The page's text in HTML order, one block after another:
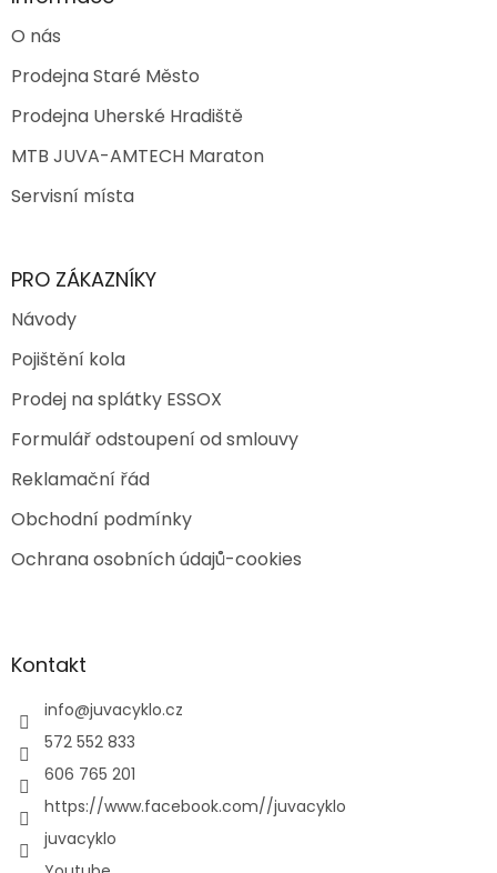
O nás
Prodejna Staré Město
Prodejna Uherské Hradiště
MTB JUVA-AMTECH Maraton
Servisní místa
PRO ZÁKAZNÍKY
Návody
Pojištění kola
Prodej na splátky ESSOX
Formulář odstoupení od smlouvy
Reklamační řád
Obchodní podmínky
Ochrana osobních údajů-cookies
Kontakt
info@juvacyklo.cz
572 552 833
606 765 201
https://www.facebook.com//juvacyklo
juvacyklo